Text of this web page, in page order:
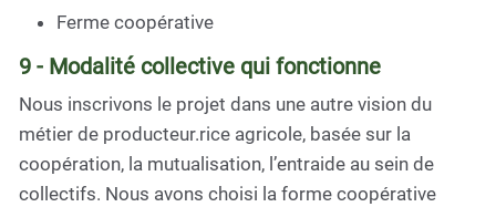
Ferme coopérative
9 - Modalité collective qui fonctionne
Nous inscrivons le projet dans une autre vision du
métier de producteur.rice agricole, basée sur la
coopération, la mutualisation, l’entraide au sein de
collectifs. Nous avons choisi la forme coopérative